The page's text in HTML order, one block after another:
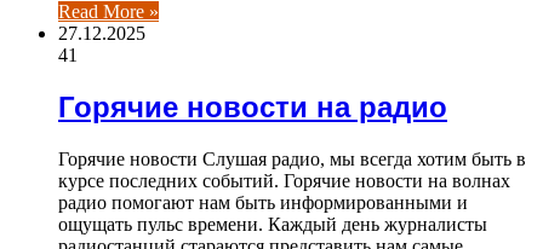
Read More »
27.12.2025
41
Горячие новости на радио
Горячие новости Слушая радио, мы всегда хотим быть в
курсе последних событий. Горячие новости на волнах
радио помогают нам быть информированными и
ощущать пульс времени. Каждый день журналисты